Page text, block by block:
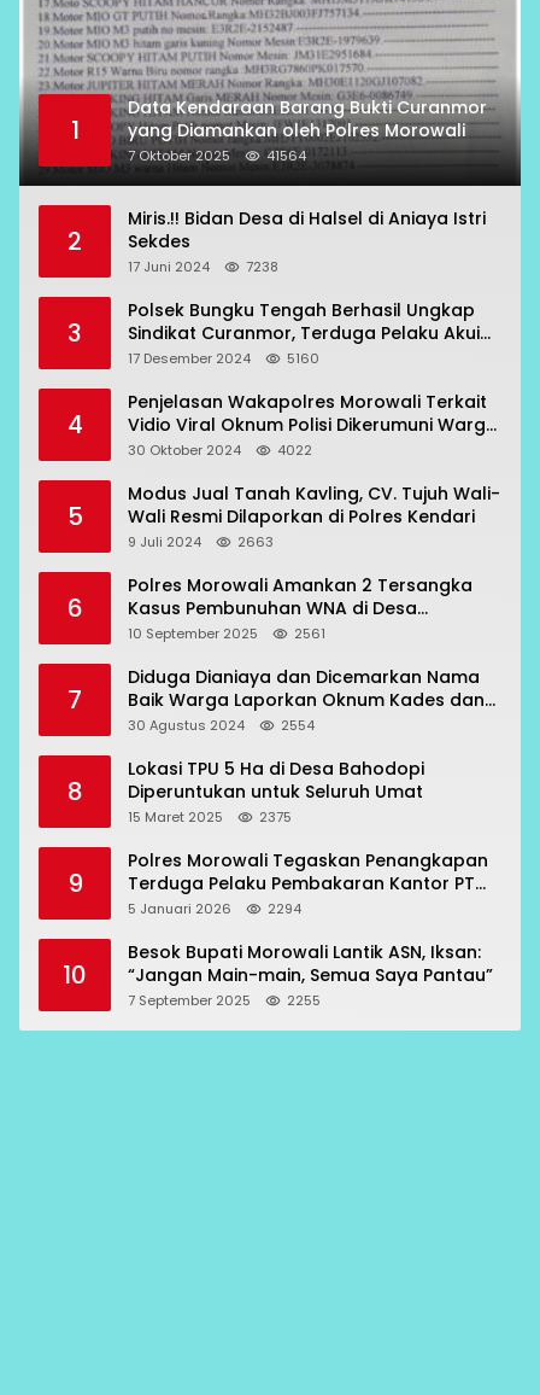
1
Data Kendaraan Barang Bukti Curanmor
yang Diamankan oleh Polres Morowali
7 Oktober 2025 41564
2
Miris.!! Bidan Desa di Halsel di Aniaya Istri
Sekdes
17 Juni 2024 7238
3
Polsek Bungku Tengah Berhasil Ungkap
Sindikat Curanmor, Terduga Pelaku Akui
Beraksi di 7 Lokasi
17 Desember 2024 5160
4
Penjelasan Wakapolres Morowali Terkait
Vidio Viral Oknum Polisi Dikerumuni Warga
Bahodopi
30 Oktober 2024 4022
5
Modus Jual Tanah Kavling, CV. Tujuh Wali-
Wali Resmi Dilaporkan di Polres Kendari
9 Juli 2024 2663
6
Polres Morowali Amankan 2 Tersangka
Kasus Pembunuhan WNA di Desa
Topogaro
10 September 2025 2561
7
Diduga Dianiaya dan Dicemarkan Nama
Baik Warga Laporkan Oknum Kades dan
Oknum Polisi
30 Agustus 2024 2554
8
Lokasi TPU 5 Ha di Desa Bahodopi
Diperuntukan untuk Seluruh Umat
15 Maret 2025 2375
9
Polres Morowali Tegaskan Penangkapan
Terduga Pelaku Pembakaran Kantor PT
RCP Sesuai Prosedur
5 Januari 2026 2294
10
Besok Bupati Morowali Lantik ASN, Iksan:
“Jangan Main-main, Semua Saya Pantau”
7 September 2025 2255